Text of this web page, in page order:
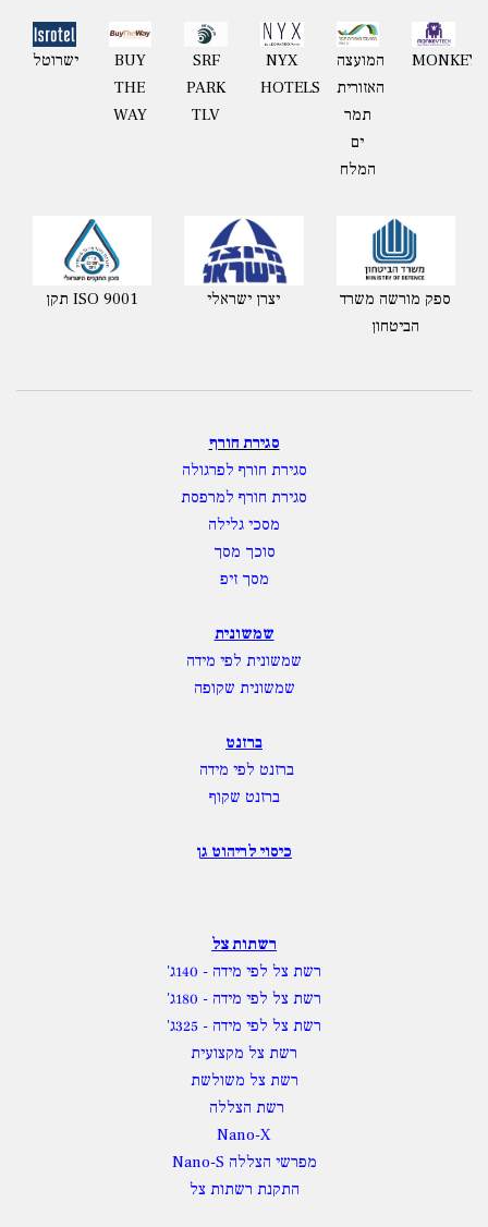
ישרוטל
BUY
THE
WAY
SRF
PARK
TLV
NYX
HOTELS
המועצה
האזורית
תמר
ים
המלח
תקן ISO 9001 יצרן ישראלי
ספק מורשה משרד
הביטחון
סגירת חורף
סגירת חורף לפרגולה
סגירת חורף למרפסת
מסכי גלילה
סוכך מסך
מסך זיפ
שמשונית
שמשונית לפי מידה
שמשונית שקופה
ברזנט
ברזנט לפי מידה
ברזנט שקוף
כיסוי לריהוט גן
רשתות צל
רשת צל לפי מידה - 140ג'
רשת צל לפי מידה - 180ג'
רשת צל לפי מידה - 325ג'
רשת צל מקצועית
רשת צל משולשת
רשת הצללה
Nano-X
מפרשי הצללה Nano-S
התקנת רשתות צל